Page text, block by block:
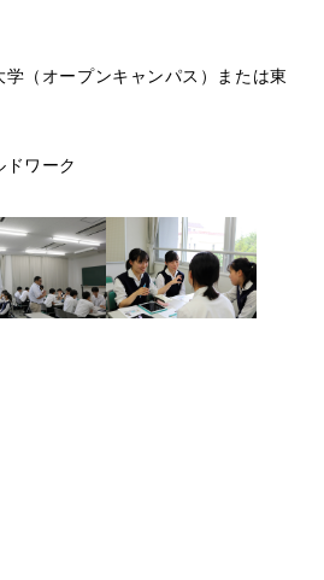
（オープンキャンパス）または東
ワーク